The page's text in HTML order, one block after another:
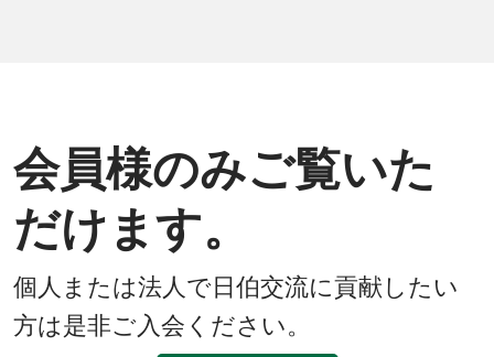
会員様のみご覧いた
だけます。
個人または法人で日伯交流に貢献したい
方は是非ご入会ください。